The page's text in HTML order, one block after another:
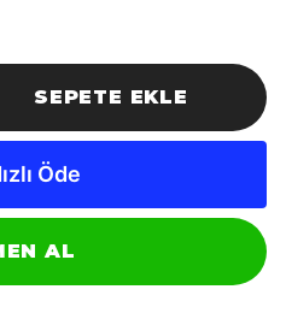
SEPETE EKLE
AL